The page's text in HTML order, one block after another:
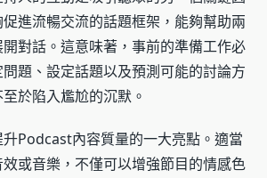
進流暢交流的話題框架，能夠幫助兩
對話。這意味著，事前的準備工作必
題、設定話題以及預測可能的討論方
於陷入尷尬的沉默。
Podcast內容質量的一大亮點。適當
或音樂，不僅可以增強節目的情感色